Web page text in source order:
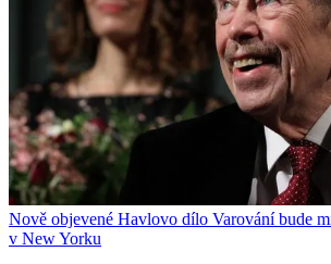
Nově objevené Havlovo dílo Varování bude
v New Yorku